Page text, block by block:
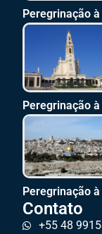
Peregrinação
Peregrinação
Peregrinação
Contato
+55 48